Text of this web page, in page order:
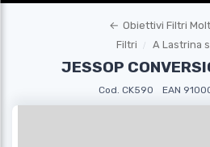
← Obiettivi Filtri
Filtri
A Lastrina
JESSOP
Cod. CK590 EAN